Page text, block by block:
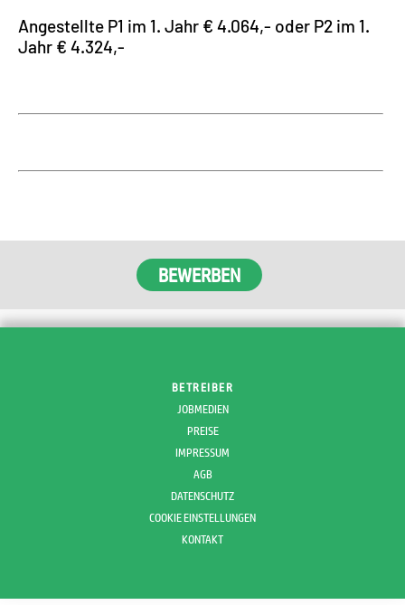
Angestellte P1 im 1. Jahr € 4.064,- oder P2 im 1.
Jahr € 4.324,-
BEWERBEN
BETREIBER
JOBMEDIEN
PREISE
IMPRESSUM
AGB
DATENSCHUTZ
COOKIE EINSTELLUNGEN
KONTAKT